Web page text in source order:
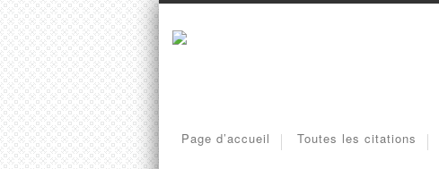
Page d’accueil Toutes les citations